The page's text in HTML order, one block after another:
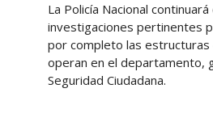
La Policía Nacional continuará
investigaciones pertinentes
por completo las estructuras
operan en el departamento,
Seguridad Ciudadana.